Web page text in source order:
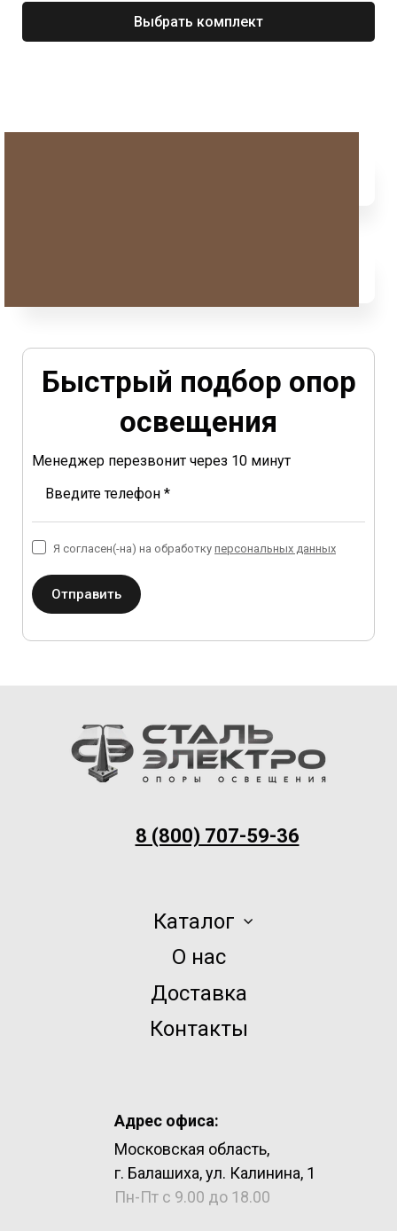
Выбрать комплект
Быстрый подбор опор
освещения
Менеджер перезвонит через 10 минут
Введите телефон *
Отправить
Я согласен(-на) на обработку персональных данных
8 (800) 707-59-36
Каталог
О нас
Доставка
Контакты
Адрес офиса:
Московская область,
г. Балашиха, ул. Калинина, 1
Пн-Пт с 9.00 до 18.00